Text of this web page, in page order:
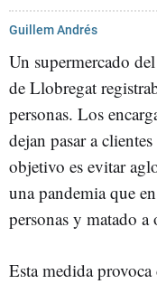
Guillem Andrés
Un supermercado
de Llobregat
personas. Los
dejan pasar a
objetivo es evitar
una pandemia que
personas y matado a
Esta medida provoca